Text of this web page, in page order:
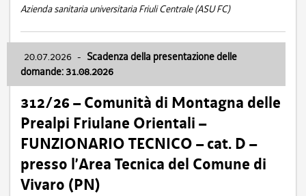
Azienda sanitaria universitaria Friuli Centrale (ASU FC)
20.07.2026 - Scadenza della presentazione delle
domande: 31.08.2026
312/26 – Comunità di Montagna delle
Prealpi Friulane Orientali –
FUNZIONARIO TECNICO – cat. D –
presso l’Area Tecnica del Comune di
Vivaro (PN)